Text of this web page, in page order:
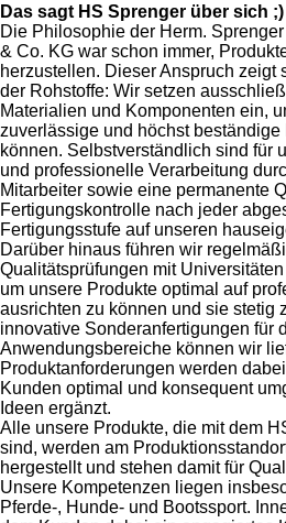
Das sagt HS Sprenger über sich ;)
Die Philosophie der Herm.
& Co. KG war schon immer,
herzustellen. Dieser Anspruch zeigt
der Rohstoffe: Wir setzen
Materialien und Komponenten ein,
zuverlässige und höchst beständige
können. Selbstverständlich sind für
und professionelle Verarbeitung
Mitarbeiter sowie eine permanente
Fertigungskontrolle nach jeder
Fertigungsstufe auf unseren
Darüber hinaus führen wir
Qualitätsprüfungen mit
um unsere Produkte optimal auf
ausrichten zu können und sie stetig
innovative Sonderanfertigungen für
Anwendungsbereiche können wir
Produktanforderungen werden
Kunden optimal und konsequent
Ideen ergänzt.
Alle unsere Produkte, die mit dem
sind, werden am
hergestellt und stehen damit für
Unsere Kompetenzen liegen
Pferde-, Hunde- und Bootssport.